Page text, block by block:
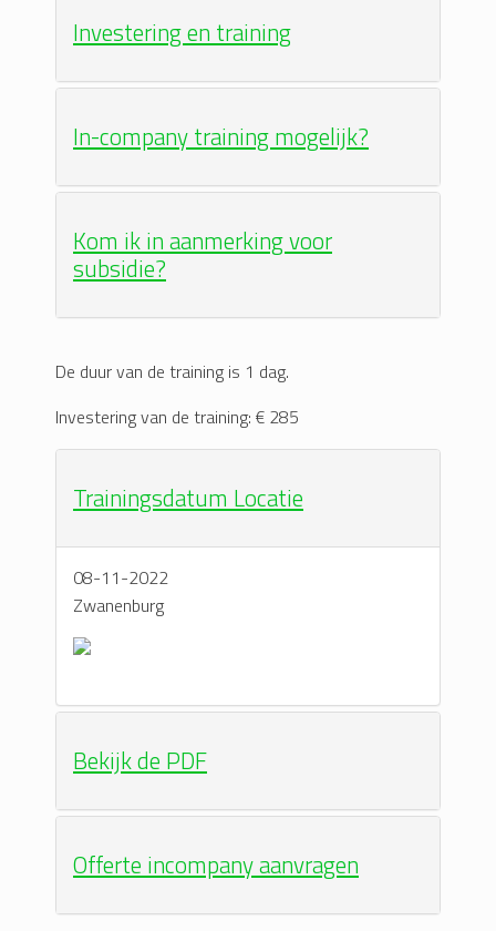
Investering en training
In-company training mogelijk?
Kom ik in aanmerking voor
subsidie?
De duur van de training is 1 dag.
Investering van de training: € 285
Trainingsdatum Locatie
08-11-2022
Zwanenburg
Bekijk de PDF
Offerte incompany aanvragen